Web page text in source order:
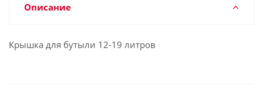
Описание
Крышка для бутыли 12-19 литров